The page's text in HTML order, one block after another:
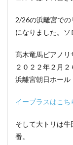
2/26の浜離宮での
になりました。ソ
髙木竜馬ピアノリ
２０２２年２月
浜離宮朝日ホール
イープラスはこち
そして大トリは牛
番。